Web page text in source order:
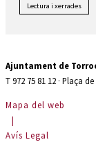
Lectura i xerrades
Ajuntament de
T 972 75 81 12 · Plaça
Mapa del web
|
Avís Legal